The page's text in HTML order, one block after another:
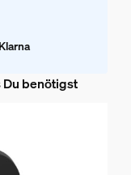
Du benötigst